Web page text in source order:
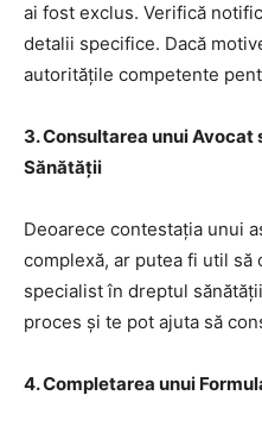
ai fost exclus. Verifică
detalii specifice. Dacă
autoritățile competente
3.Consultarea unui Avocat
Sănătății
Deoarece contestația unui
complexă, ar putea fi util să
specialist în dreptul
proces și te pot ajuta să
4.Completarea unui